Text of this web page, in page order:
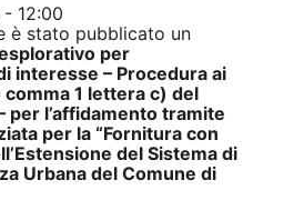
12:00
è stato pubblicato un
per
interesse – Procedura ai
comma 1 lettera c) del
per l’affidamento tramite
per la “Fornitura con
del Sistema di
Urbana del Comune di